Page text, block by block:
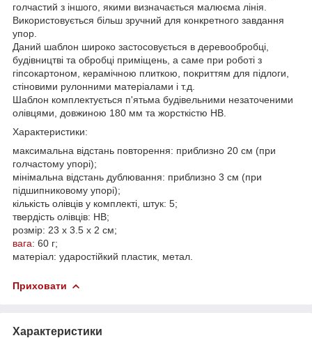
голчастий з іншого, якими визначається малюєма лінія.
Використовується більш зручний для конкретного завдання
упор.
Даний шаблон широко застосовується в деревообробці,
будівництві та обробці приміщень, а саме при роботі з
гіпсокартоном, керамічною плиткою, покриттям для підлоги,
стіновими рулонними матеріалами і т.д.
Шаблон комплектується п'ятьма будівельними незаточеними
олівцями, довжиною 180 мм та жорсткістю HB.
Характеристики:
максимальна відстань повторення: приблизно 20 см (при
голчастому упорі);
мінімальна відстань дублювання: приблизно 3 см (при
підшипниковому упорі);
кількість олівців у комплекті, штук: 5;
твердість олівців: HB;
розмір: 23 х 3.5 х 2 см;
вага: 60 ​​г;
матеріал: ударостійкий пластик, метал.
Приховати
Характеристики